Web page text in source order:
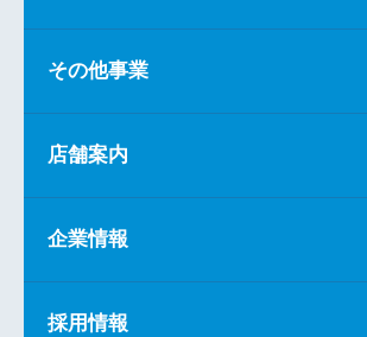
その他事業
店舗案内
企業情報
採用情報